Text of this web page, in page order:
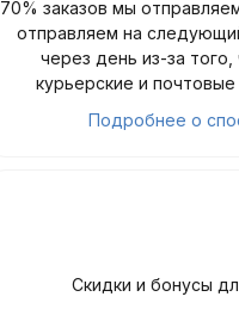
70% заказов мы
отправляем на
через день из-за
курьерские и
Подробнее о
Скидки и бонусы